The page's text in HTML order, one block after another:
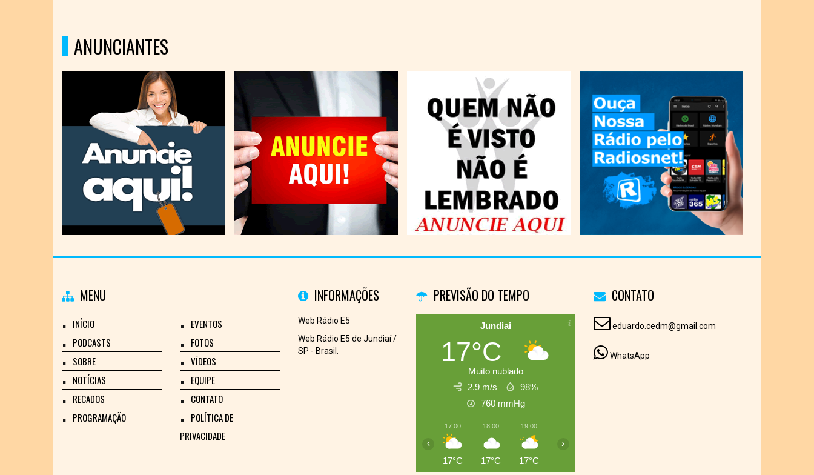
ANUNCIANTES
MENU
INÍCIO
PODCASTS
SOBRE
NOTÍCIAS
RECADOS
PROGRAMAÇÃO
EVENTOS
FOTOS
VÍDEOS
EQUIPE
CONTATO
POLÍTICA DE
PRIVACIDADE
INFORMAÇÕES
Web Rádio E5
Web Rádio E5 de Jundiaí /
SP - Brasil.
PREVISÃO DO TEMPO
Jundiai
17°C
Muito nublado
2.9 m/s
98%
760 mmHg
17:00
17°C
18:00
17°C
19:00
17°C
‹ ›
CONTATO
eduardo.cedm@gmail.com
WhatsApp